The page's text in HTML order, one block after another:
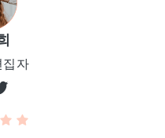
집자